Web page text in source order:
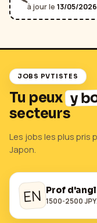
à jour le 13/05/2026
JOBS PVTISTES
Tu peux y
secteurs
Les jobs les plus pris
Japon.
EN Prof
1500-2500